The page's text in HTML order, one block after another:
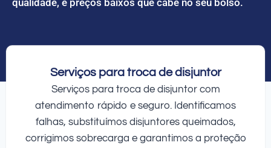
Serviços para troca de disjuntor
Serviços para troca de disjuntor com
atendimento rápido e seguro. Identificamos
falhas, substituímos disjuntores queimados,
corrigimos sobrecarga e garantimos a proteção